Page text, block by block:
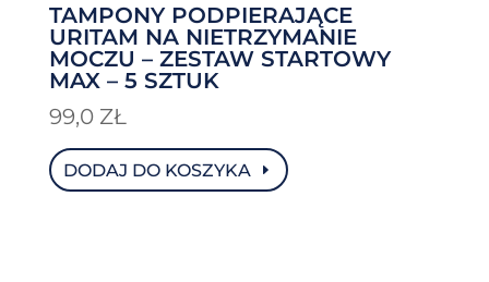
TAMPONY PODPIERAJĄCE
URITAM NA NIETRZYMANIE
MOCZU – ZESTAW STARTOWY
MAX – 5 SZTUK
99,0 ZŁ
DODAJ DO KOSZYKA